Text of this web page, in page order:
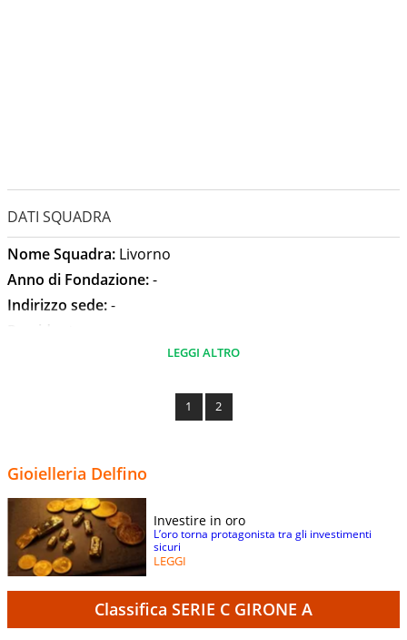
DATI SQUADRA
Nome Squadra: Livorno
Anno di Fondazione:-
Indirizzo sede:-
Presidente:
Cristiano Lucarelli
Dimensioni terreno di gioco:
LEGGI ALTRO
1 2
Gioielleria Delfino
Investire in oro
L’oro torna protagonista tra gli investimenti
sicuri
LEGGI
Classifica SERIE C GIRONE A